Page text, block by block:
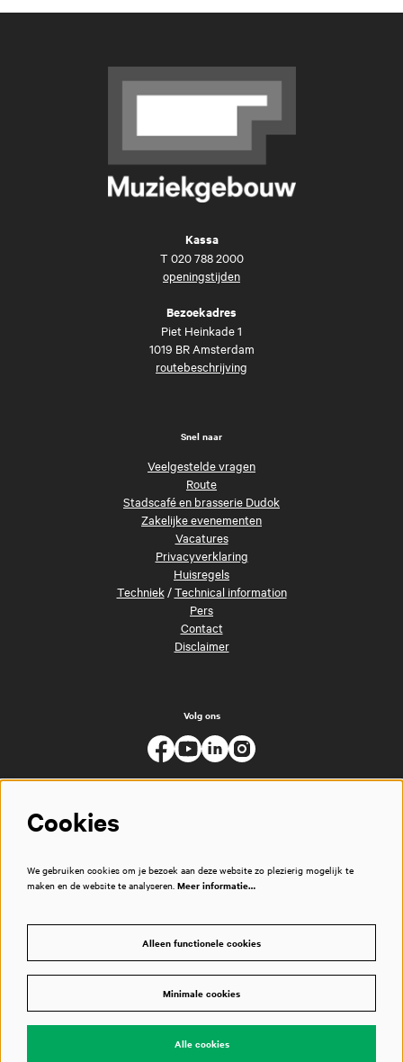
Kassa
T 020 788 2000
openingstijden
Bezoekadres
Piet Heinkade 1
1019 BR Amsterdam
routebeschrijving
Snel naar
Veelgestelde vragen
Route
Stadscafé en brasserie Dudok
Zakelijke evenementen
Vacatures
Privacyverklaring
Huisregels
Techniek/Technical information
Pers
Contact
Disclaimer
Volg ons
Cookies
We gebruiken cookies om je bezoek aan deze website zo plezierig mogelijk te
maken en de website te analyseren. Meer informatie…
Alleen functionele cookies
Minimale cookies
Alle cookies